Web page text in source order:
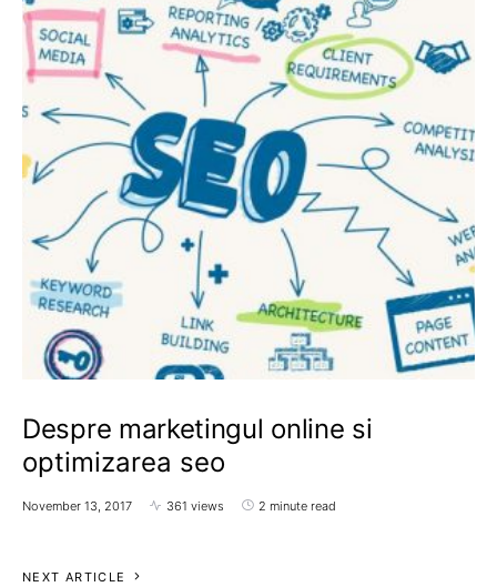
Despre marketingul online si
optimizarea seo
November 13, 2017 361 views 2 minute read
NEXT ARTICLE